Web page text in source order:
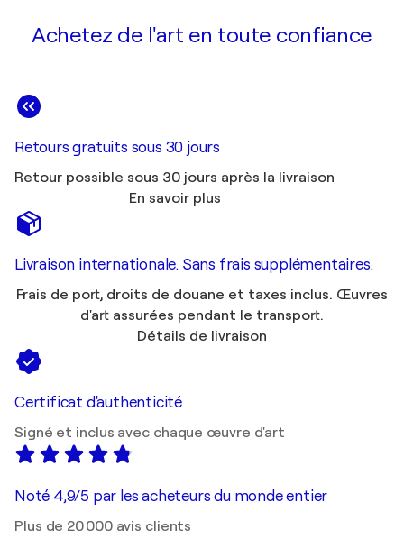
Achetez de l'art en toute confiance
Retours gratuits sous 30 jours
Retour possible sous 30 jours après la livraison
En savoir plus
Livraison internationale. Sans frais supplémentaires.
Frais de port, droits de douane et taxes inclus. Œuvres
d'art assurées pendant le transport.
Détails de livraison
Certificat d'authenticité
Signé et inclus avec chaque œuvre d'art
Noté 4,9/5 par les acheteurs du monde entier
Plus de 20 000 avis clients